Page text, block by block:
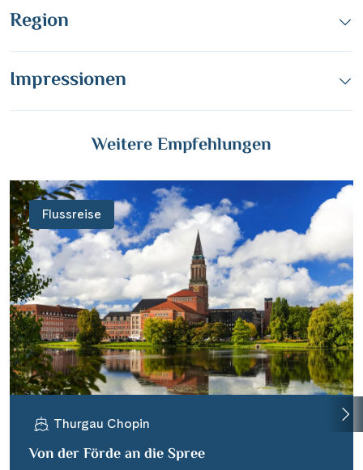
Region
Impressionen
Weitere Empfehlungen
Flussreise
Thurgau Chopin
Von der Förde an die Spree